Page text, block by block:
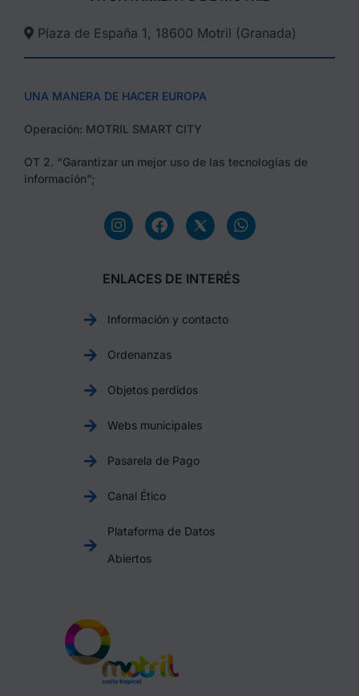
Plaza de España 1, 18600 Motril (Granada)​
UNA MANERA DE HACER EUROPA
Operación: MOTRIL SMART CITY
OT 2. “Garantizar un mejor uso de las tecnologías de
información”;
ENLACES DE INTERÉS
Información y contacto
Ordenanzas
Objetos perdidos
Webs municipales
Pasarela de Pago
Canal Ético
Plataforma de Datos
Abiertos